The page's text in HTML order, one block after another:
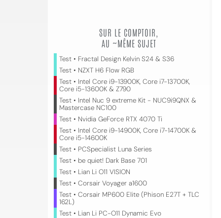
SUR LE COMPTOIR,
AU ~MÊME SUJET
Test • Fractal Design Kelvin S24 & S36
Test • NZXT H6 Flow RGB
Test • Intel Core i9-13900K, Core i7-13700K,
Core i5-13600K & Z790
Test • Intel Nuc 9 extreme Kit - NUC9i9QNX &
Mastercase NC100
Test • Nvidia GeForce RTX 4070 Ti
Test • Intel Core i9-14900K, Core i7-14700K &
Core i5-14600K
Test • PCSpecialist Luna Series
Test • be quiet! Dark Base 701
Test • Lian Li O11 VISION
Test • Corsair Voyager a1600
Test • Corsair MP600 Elite (Phison E27T + TLC
162L)
Test • Lian Li PC-O11 Dynamic Evo